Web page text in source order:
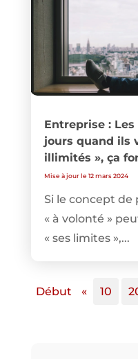
Entreprise :
jours quand ils
illimités », ça
Mise à jour le 12 mars 2024
Si le concept de
« à volonté »
« ses limites »,...
Début « 10